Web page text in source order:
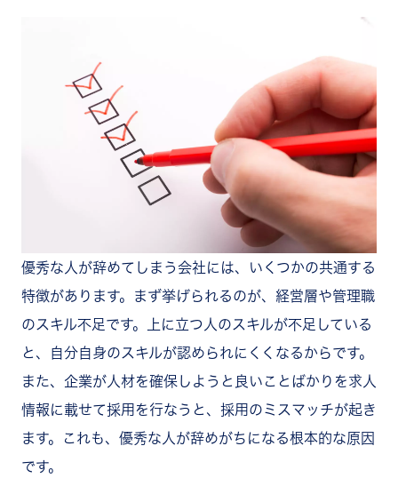
優秀な人が辞めてしまう会社には、いくつかの共通する
特徴があります。まず挙げられるのが、経営層や管理職
のスキル不足です。上に立つ人のスキルが不足している
と、自分自身のスキルが認められにくくなるからです。
また、企業が人材を確保しようと良いことばかりを求人
情報に載せて採用を行なうと、採用のミスマッチが起き
ます。これも、優秀な人が辞めがちになる根本的な原因
です。